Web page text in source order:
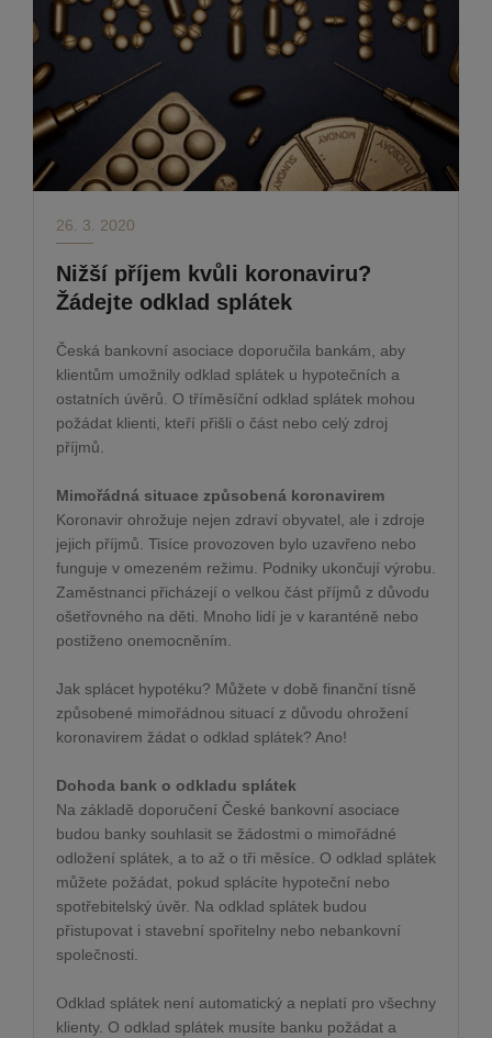
26. 3. 2020
Nižší příjem kvůli koronaviru?
Žádejte odklad splátek
Česká bankovní asociace doporučila bankám, aby
klientům umožnily odklad splátek u hypotečních a
ostatních úvěrů. O tříměsíční odklad splátek mohou
požádat klienti, kteří přišli o část nebo celý zdroj
příjmů.
Mimořádná situace způsobená koronavirem
Koronavir ohrožuje nejen zdraví obyvatel, ale i zdroje
jejich příjmů. Tisíce provozoven bylo uzavřeno nebo
funguje v omezeném režimu. Podniky ukončují výrobu.
Zaměstnanci přicházejí o velkou část příjmů z důvodu
ošetřovného na děti. Mnoho lidí je v karanténě nebo
postiženo onemocněním.
Jak splácet hypotéku? Můžete v době finanční tísně
způsobené mimořádnou situací z důvodu ohrožení
koronavirem žádat o odklad splátek? Ano!
Dohoda bank o odkladu splátek
Na základě doporučení České bankovní asociace
budou banky souhlasit se žádostmi o mimořádné
odložení splátek, a to až o tři měsíce. O odklad splátek
můžete požádat, pokud splácíte hypoteční nebo
spotřebitelský úvěr. Na odklad splátek budou
přistupovat i stavební spořitelny nebo nebankovní
společnosti.
Odklad splátek není automatický a neplatí pro všechny
klienty. O odklad splátek musíte banku požádat a